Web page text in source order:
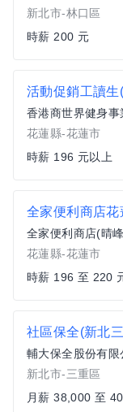
新北市-林口區
時薪 200 元
活動促銷工讀
香港商世界健身事
花蓮縣-花蓮市
時薪 196 元以上
全家便利商店
全家便利商店(晴
花蓮縣-花蓮市
時薪 196 至 220
社區保全(新北
輔大保全股份有
新北市-三重區
月薪 38,000 至